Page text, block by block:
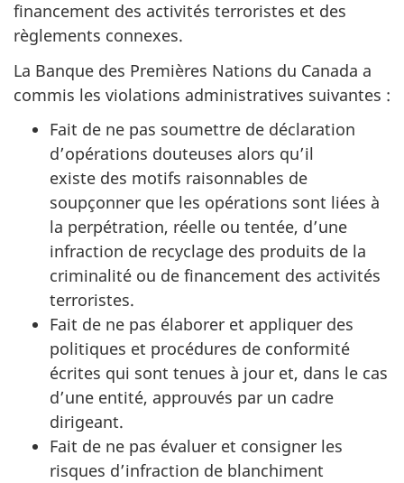
financement des activités terroristes et des
règlements connexes.
La Banque des Premières Nations du Canada a
commis les violations administratives suivantes :
Fait de ne pas soumettre de déclaration
d’opérations douteuses alors qu’il
existe des motifs raisonnables de
soupçonner que les opérations sont liées à
la perpétration, réelle ou tentée, d’une
infraction de recyclage des produits de la
criminalité ou de financement des activités
terroristes.
Fait de ne pas élaborer et appliquer des
politiques et procédures de conformité
écrites qui sont tenues à jour et, dans le cas
d’une entité, approuvés par un cadre
dirigeant.
Fait de ne pas évaluer et consigner les
risques d’infraction de blanchiment